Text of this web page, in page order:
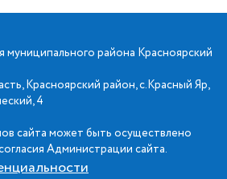
района Красноярский
Красноярский район, с.Красный Яр,
4
сайта может быть осуществлено
Администрации сайта.